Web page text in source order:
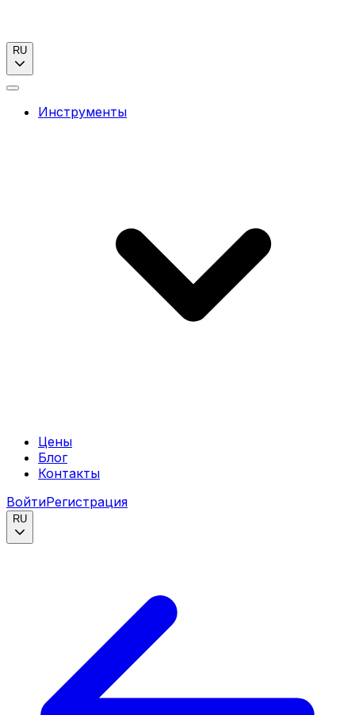
RU
Инструменты
Цены
Блог
Контакты
ВойтиРегистрация
RU